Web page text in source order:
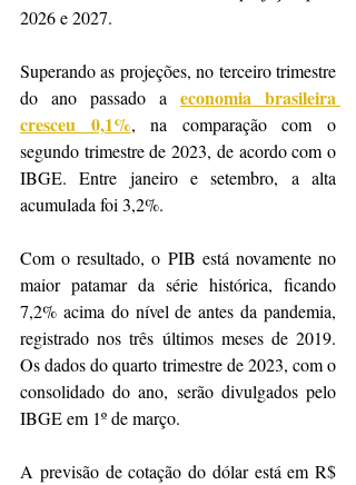
2026 e 2027.
Superando as projeções, no terceiro trimestre
do ano passado a economia brasileira
cresceu 0,1%, na comparação com o
segundo trimestre de 2023, de acordo com o
IBGE. Entre janeiro e setembro, a alta
acumulada foi 3,2%.
Com o resultado, o PIB está novamente no
maior patamar da série histórica, ficando
7,2% acima do nível de antes da pandemia,
registrado nos três últimos meses de 2019.
Os dados do quarto trimestre de 2023, com o
consolidado do ano, serão divulgados pelo
IBGE em 1º de março.
A previsão de cotação do dólar está em R$